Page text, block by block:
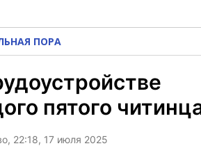
ПОРА
пятого
22:18, 17 июля 2025